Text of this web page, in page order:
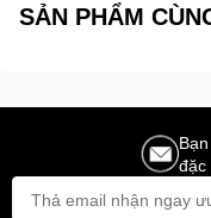
SẢN PHẨM
đặc